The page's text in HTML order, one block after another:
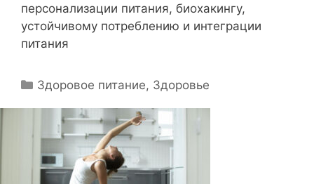
персонализации питания, биохакингу,
устойчивому потреблению и интеграции
питания
Р
р
и
к
Здоровое питание, Здоровье